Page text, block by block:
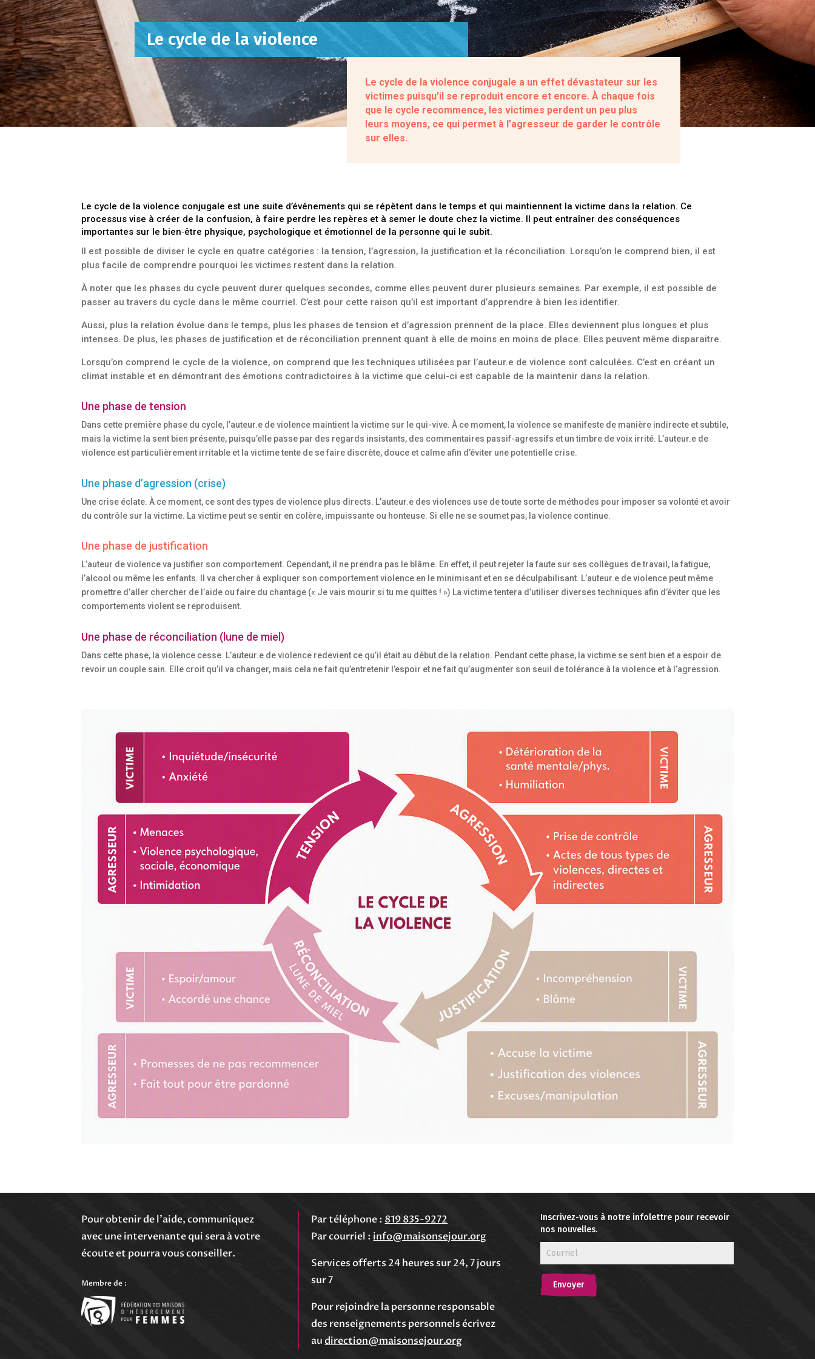
Le cycle de la violence
Le cycle de la violence conjugale a un effet dévastateur sur les
victimes puisqu’il se reproduit encore et encore. À chaque fois
que le cycle recommence, les victimes perdent un peu plus
leurs moyens, ce qui permet à l’agresseur de garder le contrôle
sur elles.
Le cycle de la violence conjugale est une suite d’événements qui se répètent dans le temps et qui maintiennent la victime dans la relation. Ce
processus vise à créer de la confusion, à faire perdre les repères et à semer le doute chez la victime. Il peut entraîner des conséquences
importantes sur le bien‑être physique, psychologique et émotionnel de la personne qui le subit.
Il est possible de diviser le cycle en quatre catégories : la tension, l’agression, la justification et la réconciliation. Lorsqu’on le comprend bien, il est
plus facile de comprendre pourquoi les victimes restent dans la relation.
À noter que les phases du cycle peuvent durer quelques secondes, comme elles peuvent durer plusieurs semaines. Par exemple, il est possible de
passer au travers du cycle dans le même courriel. C’est pour cette raison qu’il est important d’apprendre à bien les identifier.
Aussi, plus la relation évolue dans le temps, plus les phases de tension et d’agression prennent de la place. Elles deviennent plus longues et plus
intenses. De plus, les phases de justification et de réconciliation prennent quant à elle de moins en moins de place. Elles peuvent même disparaitre.
Lorsqu’on comprend le cycle de la violence, on comprend que les techniques utilisées par l’auteur.e de violence sont calculées. C’est en créant un
climat instable et en démontrant des émotions contradictoires à la victime que celui-ci est capable de la maintenir dans la relation.
Une phase de tension
Dans cette première phase du cycle, l’auteur.e de violence maintient la victime sur le qui-vive. À ce moment, la violence se manifeste de manière indirecte et subtile,
mais la victime la sent bien présente, puisqu’elle passe par des regards insistants, des commentaires passif-agressifs et un timbre de voix irrité. L’auteur.e de
violence est particulièrement irritable et la victime tente de se faire discrète, douce et calme afin d’éviter une potentielle crise.
Une phase d’agression (crise)
Une crise éclate. À ce moment, ce sont des types de violence plus directs. L’auteur.e des violences use de toute sorte de méthodes pour imposer sa volonté et avoir
du contrôle sur la victime. La victime peut se sentir en colère, impuissante ou honteuse. Si elle ne se soumet pas, la violence continue.
Une phase de justification
L’auteur de violence va justifier son comportement. Cependant, il ne prendra pas le blâme. En effet, il peut rejeter la faute sur ses collègues de travail, la fatigue,
l’alcool ou même les enfants. Il va chercher à expliquer son comportement violence en le minimisant et en se déculpabilisant. L’auteur.e de violence peut même
promettre d’aller chercher de l’aide ou faire du chantage (« Je vais mourir si tu me quittes ! ») La victime tentera d’utiliser diverses techniques afin d’éviter que les
comportements violent se reproduisent.
Une phase de réconciliation (lune de miel)
Dans cette phase, la violence cesse. L’auteur.e de violence redevient ce qu’il était au début de la relation. Pendant cette phase, la victime se sent bien et a espoir de
revoir un couple sain. Elle croit qu’il va changer, mais cela ne fait qu’entretenir l’espoir et ne fait qu’augmenter son seuil de tolérance à la violence et à l’agression.
Pour obtenir de l’aide, communiquez
avec une intervenante qui sera à votre
écoute et pourra vous conseiller.
Membre de :
Par téléphone : 819 835-9272
Par courriel : info@maisonsejour.org
Services offerts 24 heures sur 24, 7 jours
sur 7
Pour rejoindre la personne responsable
des renseignements personnels écrivez
audirection@maisonsejour.org
Inscrivez-vous à notre infolettre pour recevoir
nos nouvelles.
Envoyer